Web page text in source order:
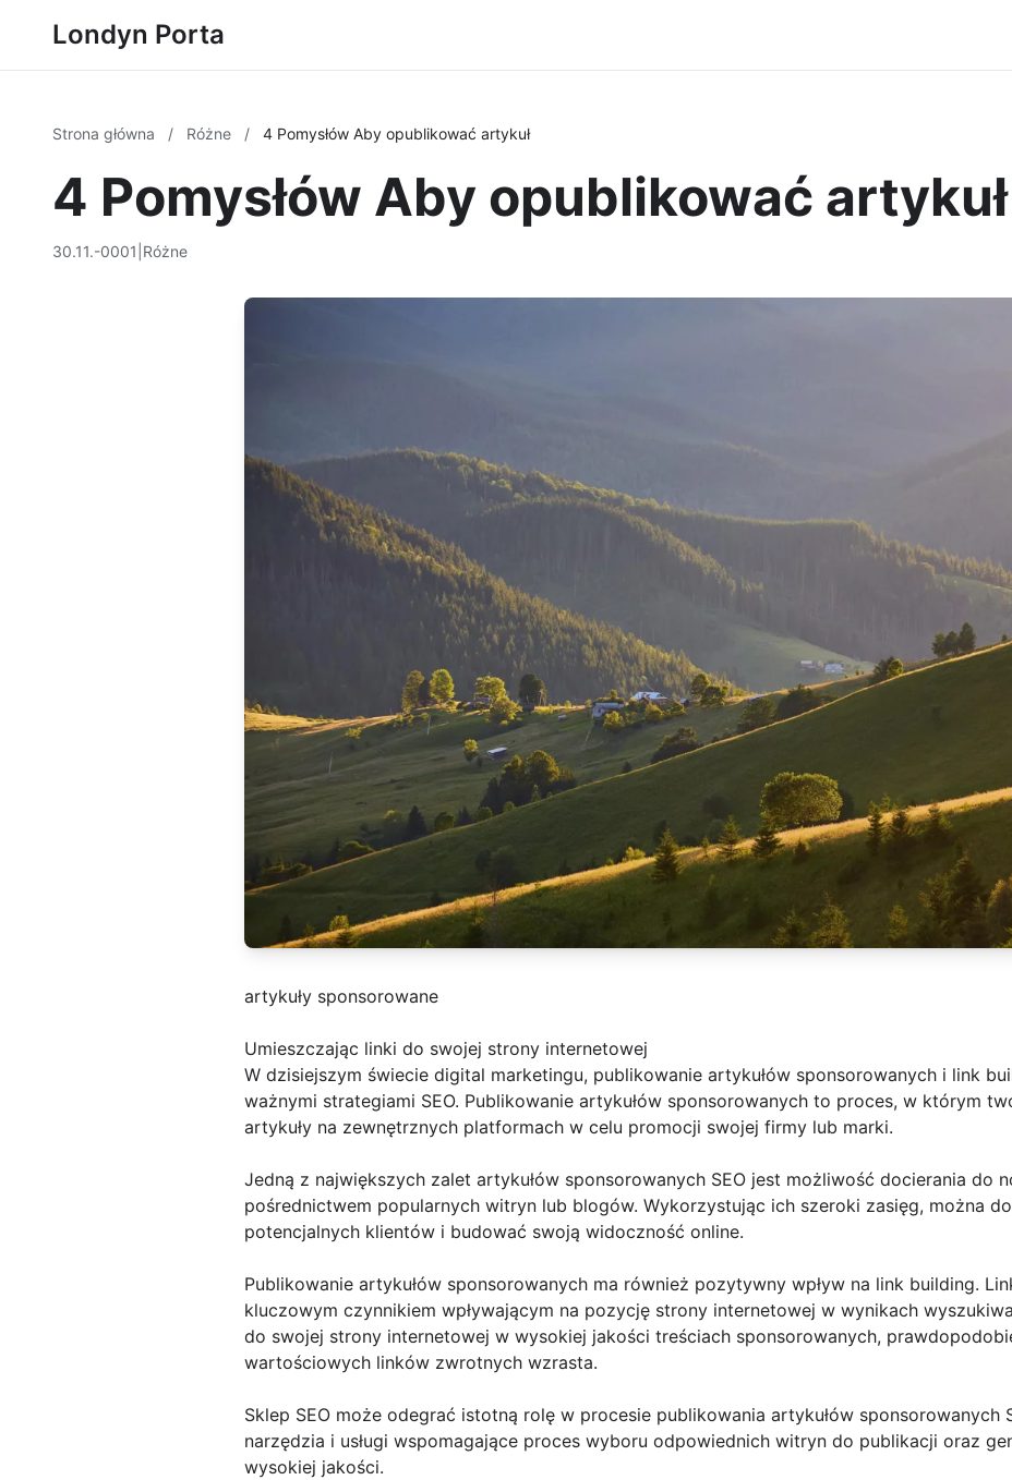
Londyn Porta
Strona główna / Różne / 4 Pomysłów Aby opublikować artykuł
4 Pomysłów Aby opublikować artykuł
30.11.-0001 Różne
artykuły sponsorowane
Umieszczając linki do swojej strony internetowej
W dzisiejszym świecie digital marketingu, publikowanie artykułów sponsorowanych i link
ważnymi strategiami SEO. Publikowanie artykułów sponsorowanych to proces, w którym
artykuły na zewnętrznych platformach w celu promocji swojej firmy lub marki.
Jedną z największych zalet artykułów sponsorowanych SEO jest możliwość docierania do
pośrednictwem popularnych witryn lub blogów. Wykorzystując ich szeroki zasięg, można
potencjalnych klientów i budować swoją widoczność online.
Publikowanie artykułów sponsorowanych ma również pozytywny wpływ na link building.
kluczowym czynnikiem wpływającym na pozycję strony internetowej w wynikach
do swojej strony internetowej w wysokiej jakości treściach sponsorowanych,
wartościowych linków zwrotnych wzrasta.
Sklep SEO może odegrać istotną rolę w procesie publikowania artykułów sponsorowanych
narzędzia i usługi wspomagające proces wyboru odpowiednich witryn do publikacji oraz
wysokiej jakości.